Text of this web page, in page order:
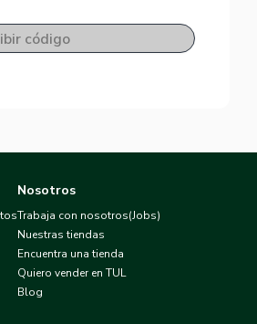
código
Nosotros
Trabaja con nosotros(Jobs)
Nuestras tiendas
Encuentra una tienda
Quiero vender en TUL
Blog